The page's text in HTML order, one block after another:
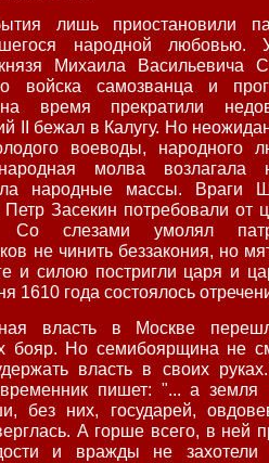
лишь приостановили
народной любовью.
Михаила Васильевича
войска самозванца и
время прекратили
II бежал в Калугу. Но
воеводы, народного
молва
народные массы. Враги
Засекин потребовали от
Со слезами умолял
не чинить беззакония, но
и силою постригли царя и
1610 года состоялось
власть в Москве
бояр. Но семибоярщина не
власть в своих
пишет: "... а земля
без них, государей,
А горше всего, в ней
и вражды не